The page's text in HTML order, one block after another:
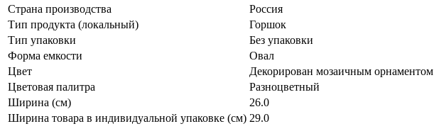
Страна производства
Россия
Тип продукта (локальный)
Горшок
Тип упаковки
Без упаковки
Форма емкости
Овал
Цвет
Декорирован мозаичным орнаментом
Цветовая палитра
Разноцветный
Ширина (см)
26.0
Ширина товара в индивидуальной упаковке (см) 29.0